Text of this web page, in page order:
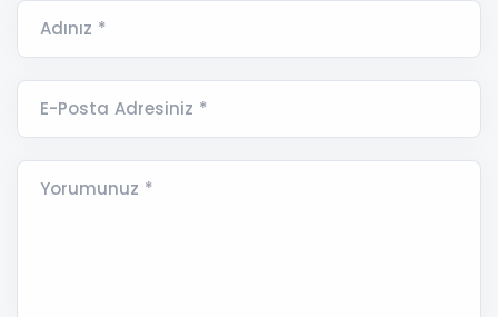
Adınız *
E-Posta Adresiniz *
Yorumunuz *